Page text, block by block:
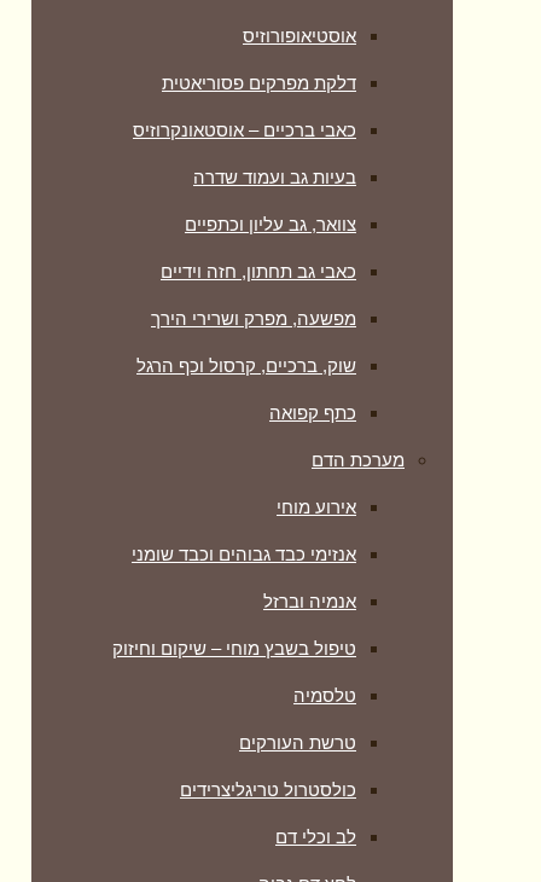
אוסטיאופורוזיס
דלקת מפרקים פסוריאטית
כאבי ברכיים – אוסטאונקרוזיס
בעיות גב ועמוד שדרה
צוואר, גב עליון וכתפיים
כאבי גב תחתון, חזה וידיים
מפשעה, מפרק ושרירי הירך
שוק, ברכיים, קרסול וכף הרגל
כתף קפואה
מערכת הדם
אירוע מוחי
אנזימי כבד גבוהים וכבד שומני
אנמיה וברזל
טיפול בשבץ מוחי – שיקום וחיזוק
טלסמיה
טרשת העורקים
כולסטרול טריגליצרידים
לב וכלי דם